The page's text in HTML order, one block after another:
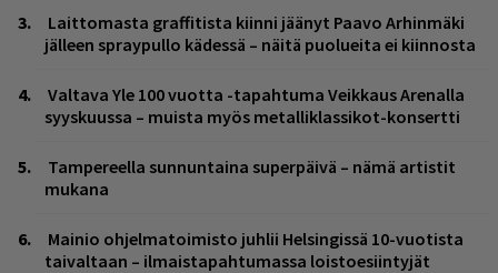
Laittomasta graffitista kiinni jäänyt Paavo Arhinmäki
jälleen spraypullo kädessä – näitä puolueita ei kiinnosta
Valtava Yle 100 vuotta -tapahtuma Veikkaus Arenalla
syyskuussa – muista myös metalliklassikot-konsertti
Tampereella sunnuntaina superpäivä – nämä artistit
mukana
Mainio ohjelmatoimisto juhlii Helsingissä 10-vuotista
taivaltaan – ilmaistapahtumassa loistoesiintyjät